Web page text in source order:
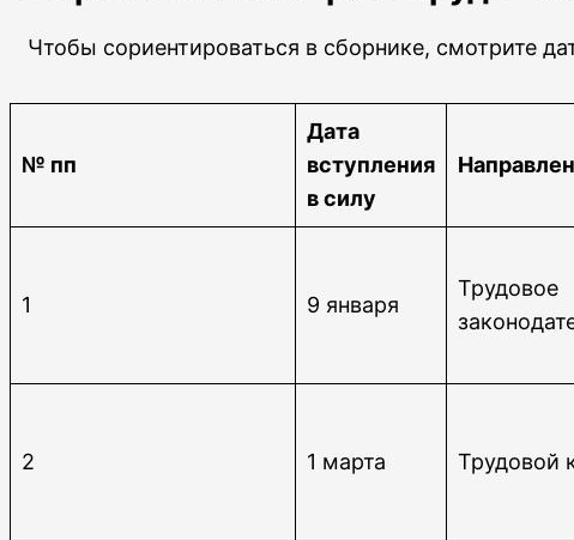
Чтобы сориентироваться в сборнике, смотрите
№ пп
Дата
вступления
в силу
1 9 января
Трудовое
2 1 марта Трудовой